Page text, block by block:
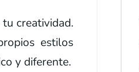
creatividad.
estilos
y diferente.